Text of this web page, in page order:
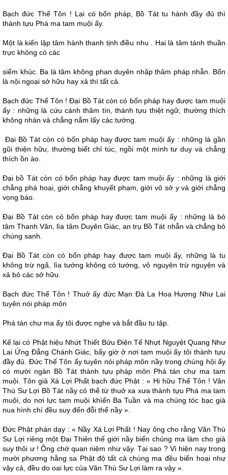
Bạch đức Thế Tôn ! Lại có bốn pháp, Bồ Tát tu hành đầy đủ thì
thành tựu Phá ma tam muội ấy.
Một là kiến lập tâm hành thanh tịnh điều nhu . Hai là tâm tánh thuần
trực không có các
siểm khúc. Ba là tâm không phan duyên nhập thâm pháp nhẫn. Bốn
là nội ngoại sở hữu hay xả thí tất cả.
Bạch đức Thế Tôn ! Ðại Bồ Tát còn có bốn pháp hay được tam muội
ấy : những là cứu cánh thâm tín, thành tựu thiệt ngữ, thường thích
không nhàn và chẳng nắm lấy các tướng.
Ðại Bồ Tát còn có bốn pháp hay được tam muội ấy : những là gần
gũi thiện hữu, thường biết chỉ túc, ngồi một mình tư duy và chẳng
thích ồn ào.
Ðại bồ Tát còn có bốn pháp hay được tam muội ấy : những là giới
chẳng phá hoại, giới chẳng khuyết phạm, giới vô sở y và giới chẳng
vọng báo.
Ðại Bồ Tát còn có bốn pháp hay được tam muội ấy : những là bỏ
tâm Thanh Văn, lìa tâm Duyên Giác, an trụ Bồ Tát nhẫn và chẳng bỏ
chúng sanh.
Ðại Bồ Tát còn có bốn pháp hay được tam muội ấy, những là tu
không trừ ngã, lìa tướng không có tướng, vô nguyện trừ nguyện và
xả bỏ các sở hữu.
Bạch đức Thế Tôn ! Thuở ấy đức Mạn Ðà La Hoa Hương Như Lai
tuyên nói pháp môn
Phá tán chư ma ấy tôi được nghe và bắt đầu tu tập.
Kế lại có Phật hiệu Nhứt Thiết Bửu Ðiện Tế Nhựt Nguyệt Quang Như
Lai Ứng Ðẳng Chánh Giác, bấy giờ ở nơi tam muội ấy tôi thành tựu
đầy đủ. Ðức Thế Tôn ấy tuyên nói pháp môn nầy trong chúng hội ấy
có mười ngàn Bồ Tát thành tựu pháp môn Phá tán chư ma tam
muội. Tôn giả Xá Lợi Phất bạch đức Phật : « Hi hữu Thế Tôn ! Văn
Thù Sư Lợi Bồ Tát nầy có thể từ thuở xa xưa thành tựu Phá ma tam
muội, do nơi lực tam muội khìến Ba Tuần và ma chúng tóc bạc già
nua hình chí đều suy đến đỗi thế nầy ».
Ðức Phật phán dạy : « Nầy Xá Lợi Phất ! Nay ông cho rằng Văn Thù
Sư Lợi riêng một Ðại Thiên thế giới nầy biến chúng ma làm cho già
suy thôi ư ! Ông chớ quan niệm như vậy. Tại sao ? Vì hiện nay trong
mười phương hằng sa Phật độ tất cả chúng ma đều biến hoại như
vậy cả, đều do oai lực của Văn Thù Sư Lợi làm ra vậy ».